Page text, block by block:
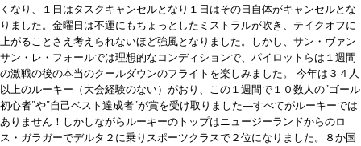
くなり、１日はタスクキャンセルとなり１日はその日自体がキャンセルとな
りました。金曜日は不運にもちょっとしたミストラルが吹き、テイクオフに
上がることさえ考えられないほど強風となりました。しかし、サン・ヴァン
サン・レ・フォールでは理想的なコンディションで、パイロットらは１週間
の激戦の後の本当のクールダウンのフライトを楽しみました。
今年は３４人
以上のルーキー（大会経験のない）がおり、この１週間で１０数人の”ゴール
初心者”や”自己ベスト達成者”が賞を受け取りました―すべてがルーキーでは
ありません！しかしながらルーキーのトップはニュージーランドからのロ
ス・ガラガーでデルタ２に乗りスポーツクラスで２位になりました。８か国